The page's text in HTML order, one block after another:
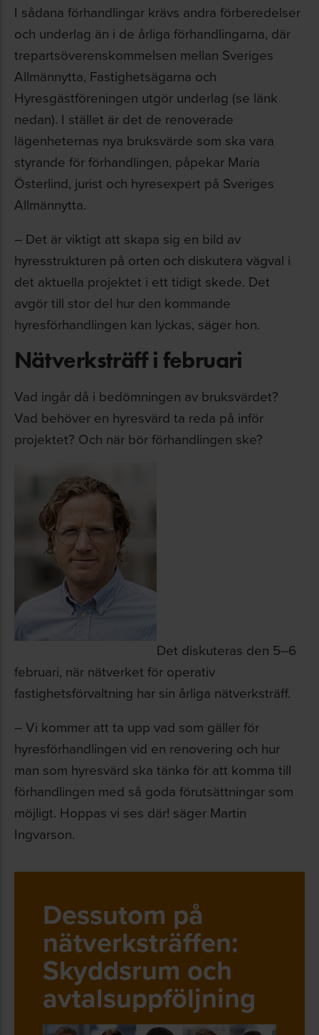
I sådana förhandlingar krävs andra förberedelser
och underlag än i de årliga förhandlingarna, där
trepartsöverenskommelsen mellan Sveriges
Allmännytta, Fastighetsägarna och
Hyresgästföreningen utgör underlag (se länk
nedan). I stället är det de renoverade
lägenheternas nya bruksvärde som ska vara
styrande för förhandlingen, påpekar Maria
Österlind, jurist och hyresexpert på Sveriges
Allmännytta.
– Det är viktigt att skapa sig en bild av
hyresstrukturen på orten och diskutera vägval i
det aktuella projektet i ett tidigt skede. Det
avgör till stor del hur den kommande
hyresförhandlingen kan lyckas, säger hon.
Nätverksträff i februari
Vad ingår då i bedömningen av bruksvärdet?
Vad behöver en hyresvärd ta reda på inför
projektet? Och när bör förhandlingen ske?
Det diskuteras den 5–6
februari, när nätverket för operativ
fastighetsförvaltning har sin årliga nätverksträff.
– Vi kommer att ta upp vad som gäller för
hyresförhandlingen vid en renovering och hur
man som hyresvärd ska tänka för att komma till
förhandlingen med så goda förutsättningar som
möjligt. Hoppas vi ses där! säger Martin
Ingvarson.
Dessutom på
nätverksträffen:
Skyddsrum och
avtalsuppföljning